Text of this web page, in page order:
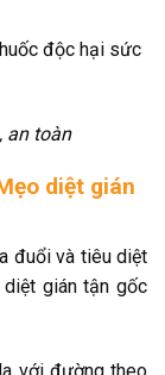
an toàn
diệt gián
đuổi và tiêu diệt
diệt gián tận gốc